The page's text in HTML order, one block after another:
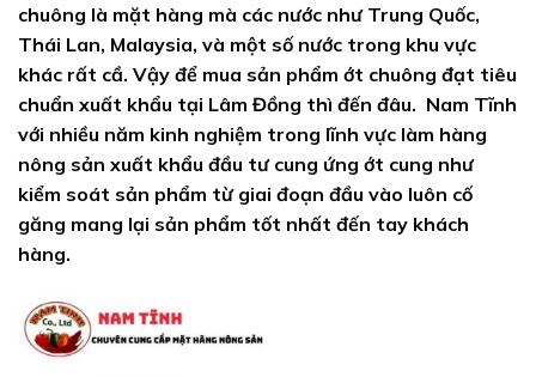
chuông là mặt hàng mà các nước như Trung Quốc,
Thái Lan, Malaysia, và một số nước trong khu vực
khác rất cầ. Vậy để mua sản phẩm ớt chuông đạt tiêu
chuẩn xuất khẩu tại Lâm Đồng thì đến đâu. Nam Tĩnh
với nhiều năm kinh nghiệm trong lĩnh vực làm hàng
nông sản xuất khẩu đầu tư cung ứng ớt cung như
kiểm soát sản phẩm từ giai đoạn đầu vào luôn cố
găng mang lại sản phẩm tốt nhất đến tay khách
hàng.